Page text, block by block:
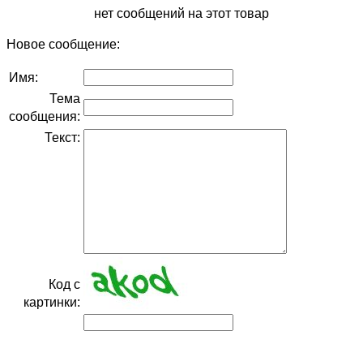
нет сообщений на этот товар
Новое сообщение:
Имя:
Тема
сообщения:
Текст:
Код с
картинки: